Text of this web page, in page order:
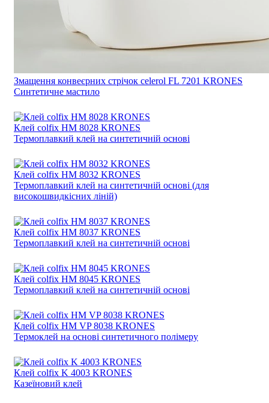
Змащення конвеєрних стрічок celerol FL 7201 KRONES
Синтетичне мастило
Клей colfix HM 8028 KRONES
Термоплавкий клей на синтетичній основі
Клей colfix HM 8032 KRONES
Термоплавкий клей на синтетичній основі (для
високошвидкісних ліній)
Клей colfix HM 8037 KRONES
Термоплавкий клей на синтетичній основі
Клей colfix HM 8045 KRONES
Термоплавкий клей на синтетичній основі
Клей colfix HM VP 8038 KRONES
Термоклей на основі синтетичного полімеру
Клей colfix K 4003 KRONES
Казеїновий клей